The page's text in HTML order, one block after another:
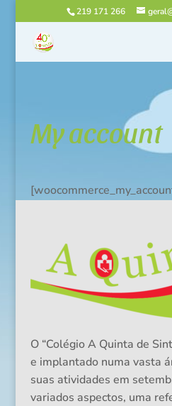
219 171 266
My account
O “Colégio A Quinta de
e implantado numa vasta
suas atividades em
variados aspectos, uma